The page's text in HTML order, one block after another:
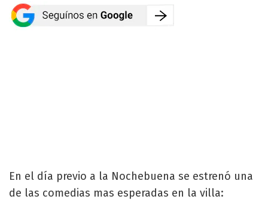
En el día previo a la Nochebuena se estrenó una
de las comedias mas esperadas en la villa: